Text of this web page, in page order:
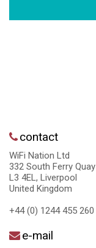
contact
WiFi Nation Ltd
332 South Ferry Quay
L3 4EL, Liverpool
United Kingdom
+44 (0) 1244 455 260
e-mail